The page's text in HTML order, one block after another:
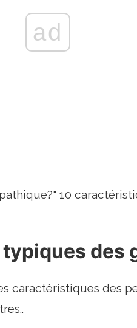
ad
10
des
caractéristiques des